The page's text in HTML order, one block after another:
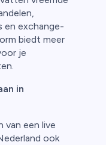
en exchange-
biedt meer
je
in
van een live
ook